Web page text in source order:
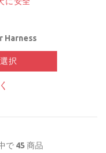
Harness
択
で 45 商品